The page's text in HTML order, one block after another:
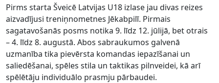
Pirms starta Šveicē Latvijas U18 izlase jau divas reizes
aizvadījusi treniņnometnes Jēkabpilī. Pirmais
sagatavošanās posms notika 9. līdz 12. jūlijā, bet otrais
– 4. līdz 8. augustā. Abos sabraukumos galvenā
uzmanība tika pievērsta komandas iepazīšanai un
saliedēšanai, spēles stila un taktikas pilnveidei, kā arī
spēlētāju individuālo prasmju pārbaudei.